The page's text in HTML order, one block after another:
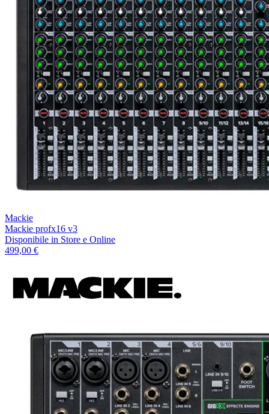
Mackie
Mackie profx16 v3
Disponibile in Store e Online
499,00 €